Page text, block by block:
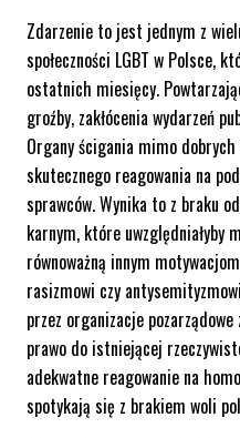
Zdarzenie to jest jednym z
społeczności LGBT w Polsce,
ostatnich miesięcy.
groźby, zakłócenia wydarzeń
Organy ścigania mimo
skutecznego reagowania na
sprawców. Wynika to z braku
karnym, które uwzględniałyby
równoważną innym
rasizmowi czy
przez organizacje
prawo do istniejącej
adekwatne reagowanie na
spotykają się z brakiem woli